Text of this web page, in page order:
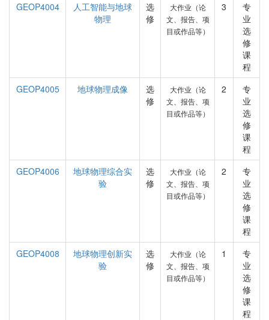
GEOP4004
人工智能与地球
物理
选
修
大作业（论
文、报告、项
目或作品等）
3
专
业
选
修
课
程
GEOP4005
地球物理成像
选
修
大作业（论
文、报告、项
目或作品等）
2
专
业
选
修
课
程
GEOP4006
地球物理综合实
验
选
修
大作业（论
文、报告、项
目或作品等）
2
专
业
选
修
课
程
GEOP4008
地球物理创新实
验
选
修
大作业（论
文、报告、项
目或作品等）
1
专
业
选
修
课
程